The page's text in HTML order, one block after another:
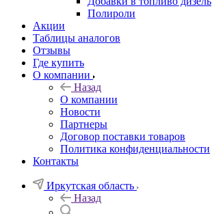
Полироли
Акции
Таблицы аналогов
Отзывы
Где купить
О компании
Назад
О компании
Новости
Партнеры
Договор поставки товаров
Политика конфиденциальности
Контакты
Иркутская область
Назад